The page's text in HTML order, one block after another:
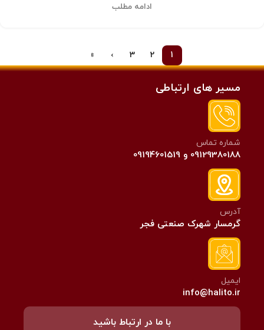
ادامه مطلب
1
2
3
›
»
مسیر های ارتباطی
شماره تماس
09129380188 و 09194601519
آدرس
گرمسار شهرک صنعتی فجر
ایمیل
info@halito.ir
با ما در ارتباط باشید